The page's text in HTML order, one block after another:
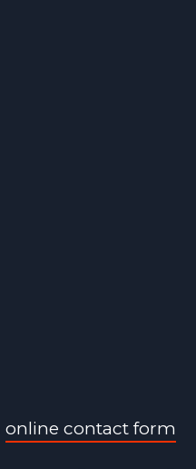
online contact form